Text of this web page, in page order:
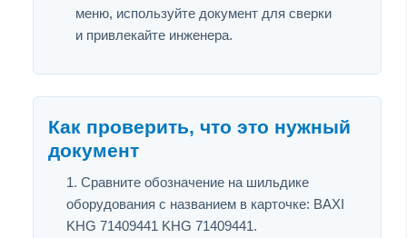
меню, используйте документ для сверки
и привлекайте инженера.
Как проверить, что это нужный
документ
Сравните обозначение на шильдике
оборудования с названием в карточке: BAXI
KHG 71409441 KHG 71409441.